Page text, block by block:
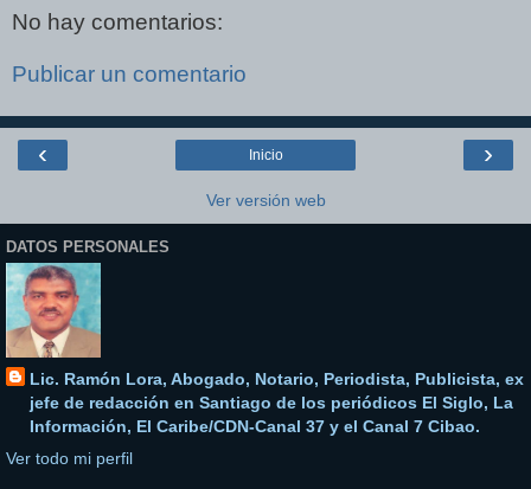
No hay comentarios:
Publicar un comentario
‹ ›
Inicio
Ver versión web
DATOS PERSONALES
Lic. Ramón Lora, Abogado, Notario, Periodista, Publicista, ex
jefe de redacción en Santiago de los periódicos El Siglo, La
Información, El Caribe/CDN-Canal 37 y el Canal 7 Cibao.
Ver todo mi perfil